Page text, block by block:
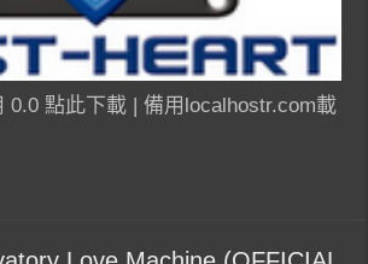
0.0 點此下載 | 備用localhostr.com載